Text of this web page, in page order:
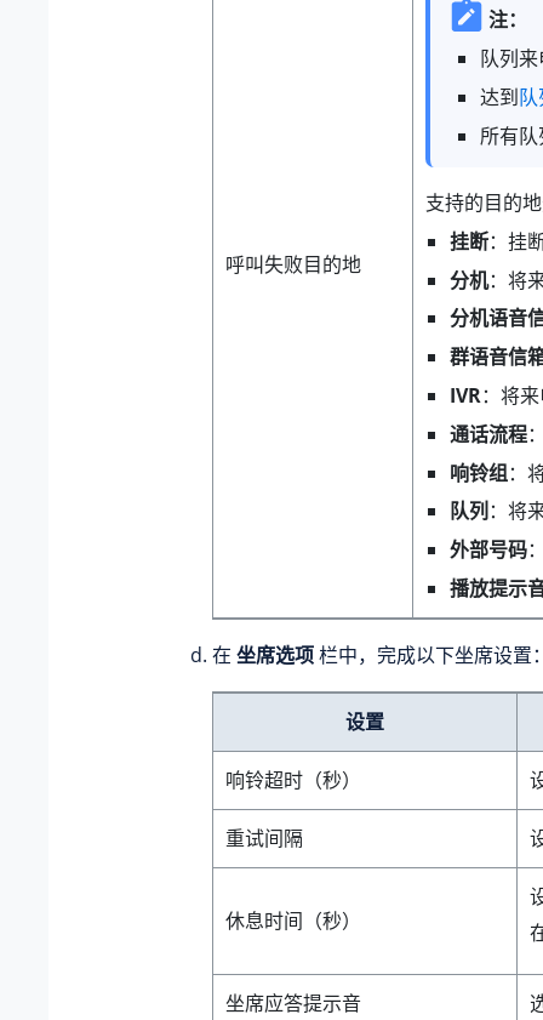
呼叫失败目的地
注：
队列
达到
所有
支持的目的
挂断：挂
分机：将
分机语音
群语音信
IVR：将
通话流程
响铃组：
队列 ：将
外部号码
播放提示
在 坐席选项栏中，完成以下坐席设置
设置
响铃超时（秒）
重试间隔
休息时间（秒）
坐席应答提示音